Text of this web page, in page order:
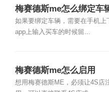
梅赛德斯me怎么绑定车
如果要绑定车辆，需要在手机上
app上输入买车的时候留...
梅赛德斯me怎么启用
想用梅赛德斯ME，必须让4S店